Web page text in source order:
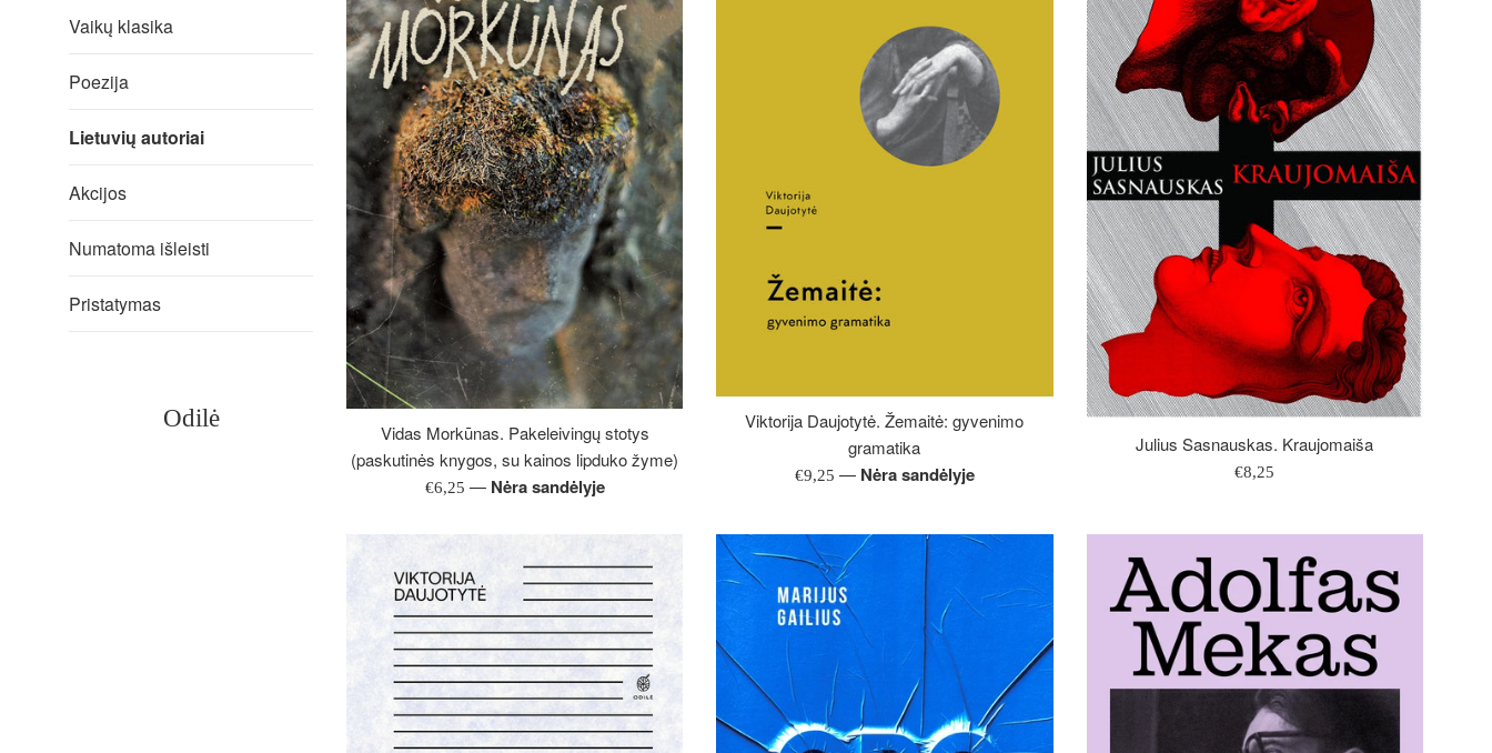
Vaikų klasika
Poezija
Lietuvių autoriai
Akcijos
Numatoma išleisti
Pristatymas
Odilė
Vidas Morkūnas. Pakeleivingų stotys
(paskutinės knygos, su kainos lipduko žyme)
Įprasta
€6,25 — Nėra sandėlyje
Viktorija Daujotytė. Žemaitė: gyvenimo
gramatika
Įprasta
€9,25 — Nėra sandėlyje
Julius Sasnauskas. Kraujomaiša
Įprasta
€8,25